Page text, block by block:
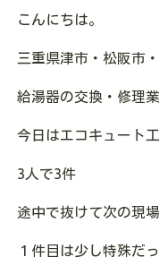
こんにちは。
三重県津市・松阪市
給湯器の交換・修理
今日はエコキュート
3人で3件
途中で抜けて次の現
１件目は少し特殊だ